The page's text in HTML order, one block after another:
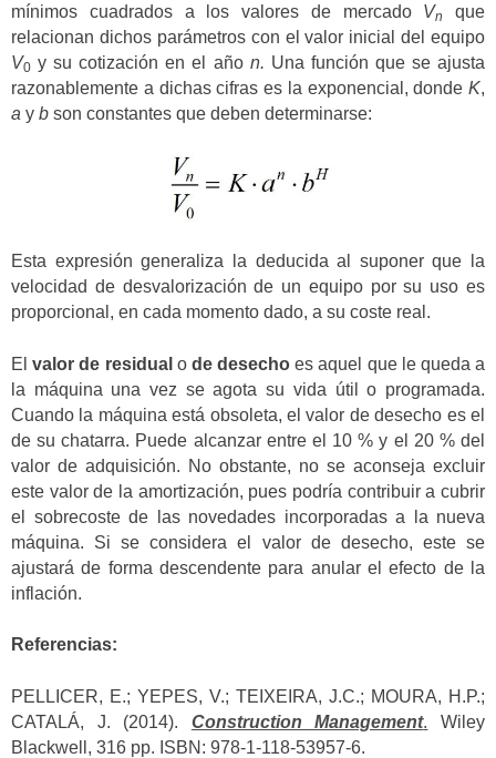
mínimos cuadrados a los valores de mercado Vn
que
relacionan dichos parámetros con el valor inicial del equipo
V0 y su cotización en el año n. Una función que se ajusta
razonablemente a dichas cifras es la exponencial, donde K,
a y b son constantes que deben determinarse:
Esta expresión generaliza la deducida al suponer que la
velocidad de desvalorización de un equipo por su uso es
proporcional, en cada momento dado, a su coste real.
Elvalor de residual ode desecho es aquel que le queda a
la máquina una vez se agota su vida útil o programada.
Cuando la máquina está obsoleta, el valor de desecho es el
de su chatarra. Puede alcanzar entre el 10 % y el 20 % del
valor de adquisición. No obstante, no se aconseja excluir
este valor de la amortización, pues podría contribuir a cubrir
el sobrecoste de las novedades incorporadas a la nueva
máquina. Si se considera el valor de desecho, este se
ajustará de forma descendente para anular el efecto de la
inflación.
Referencias:
PELLICER, E.; YEPES, V.; TEIXEIRA, J.C.; MOURA, H.P.;
CATALÁ, J. (2014). Construction Management. Wiley
Blackwell, 316 pp. ISBN: 978-1-118-53957-6.